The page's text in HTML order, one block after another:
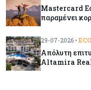
Κόσμος
και οι
Mastercard
παραμένει
29-07-2026 •
Απόλυτη
Altamira